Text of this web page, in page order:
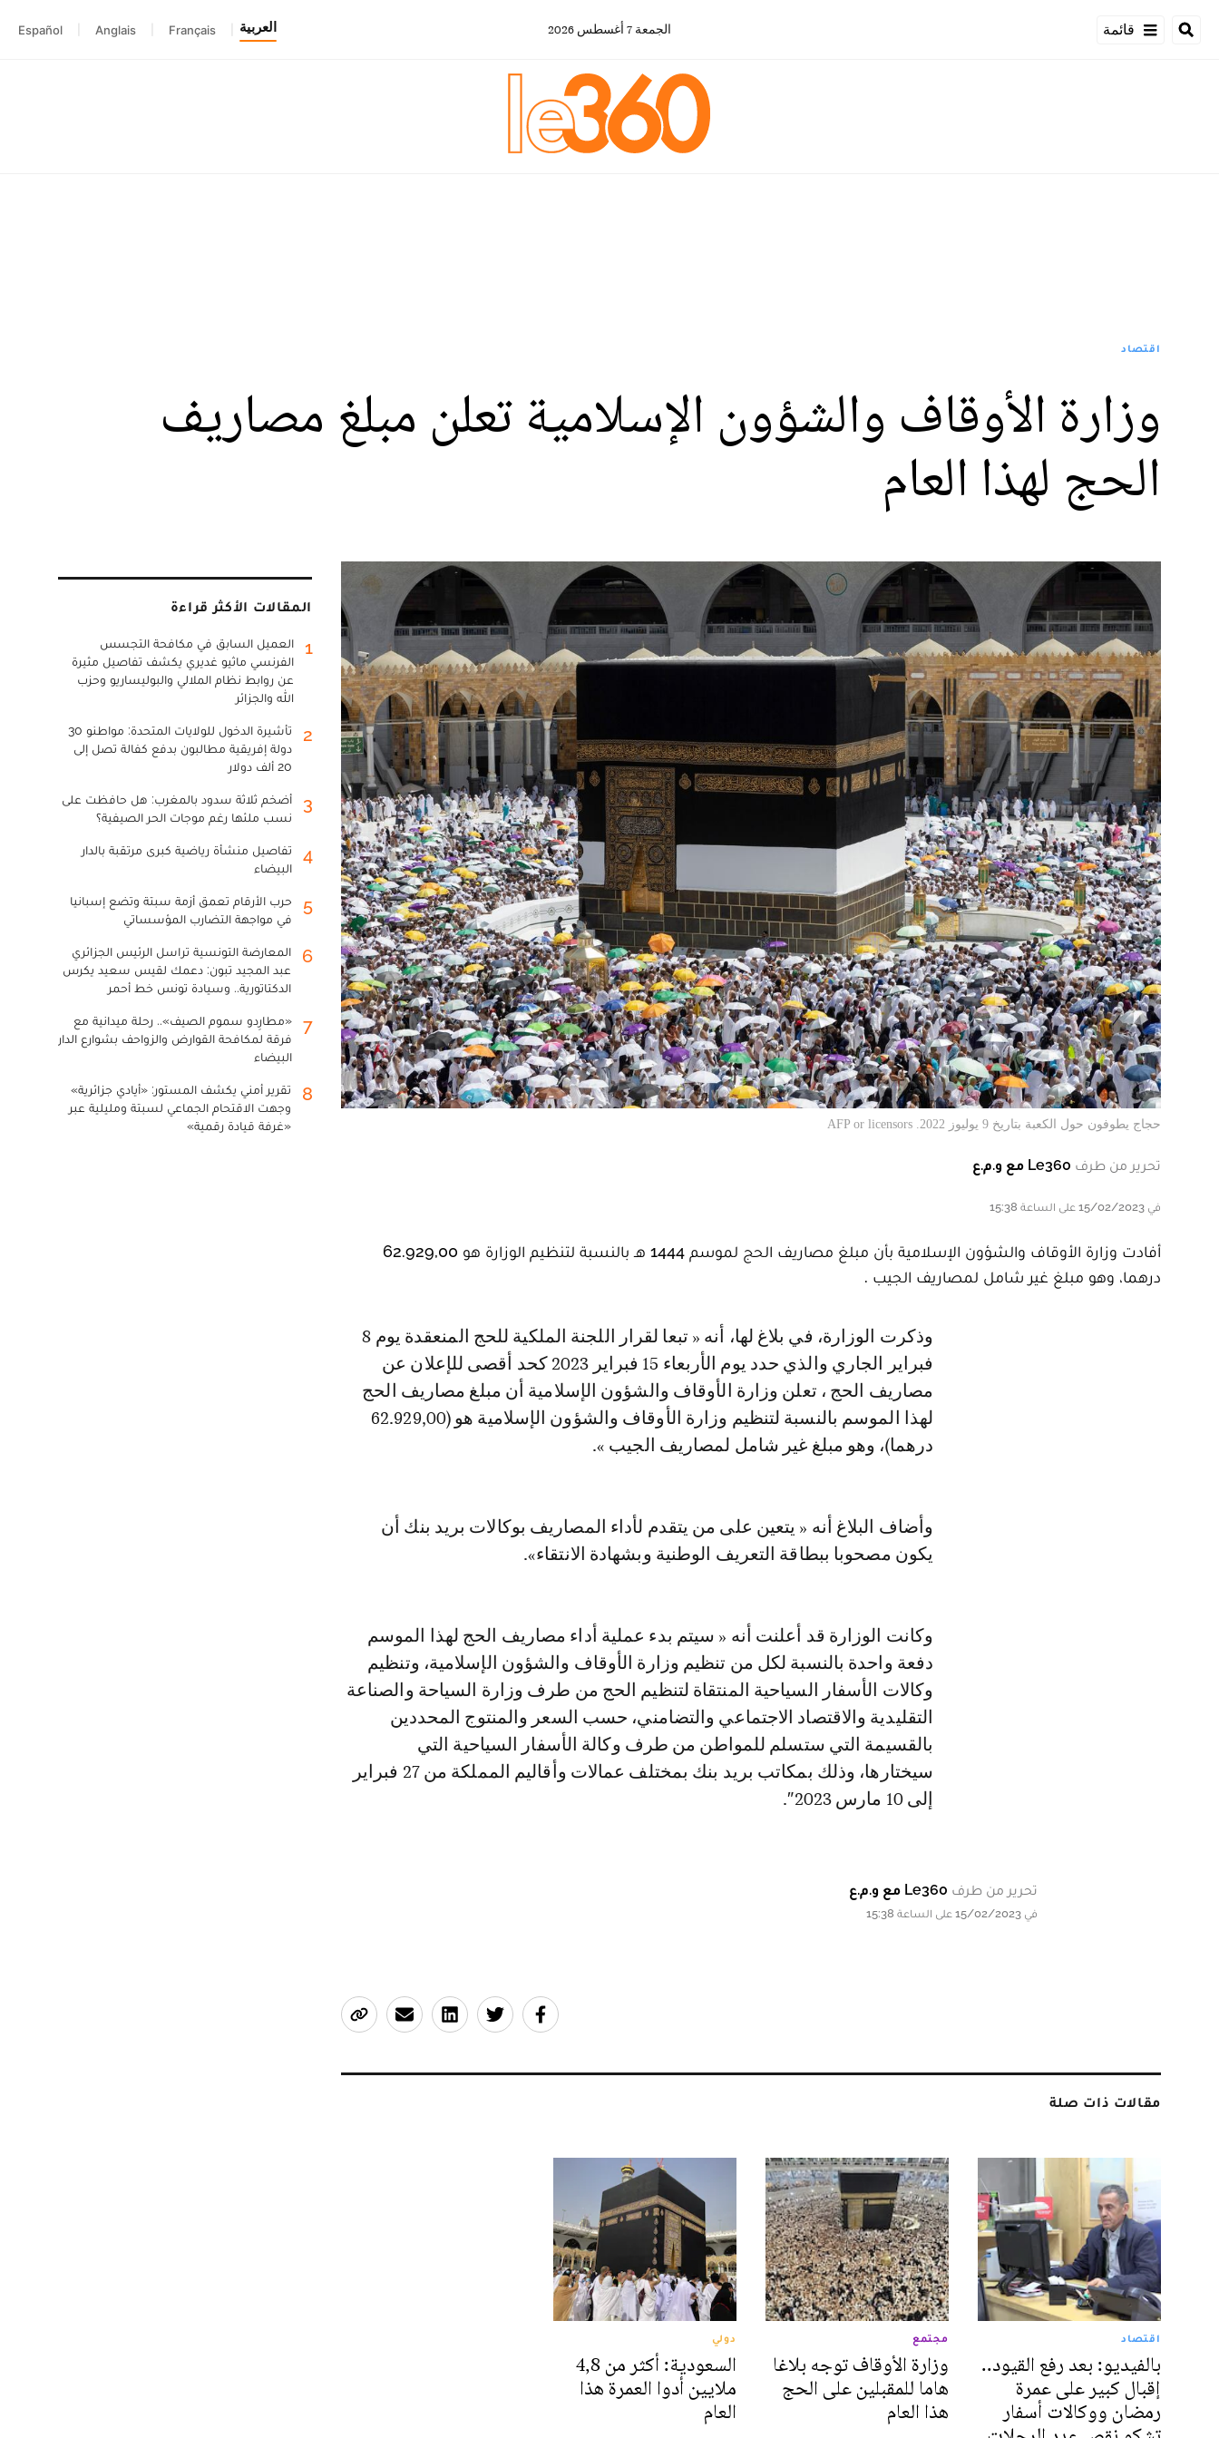
قائمة الجمعة 7 أغسطس 2026 العربية Français
Anglais
Español
اقتصاد
وزارة الأوقاف والشؤون الإسلامية تعلن مبلغ مصاريف
الحج لهذا العام
حجاج يطوفون حول الكعبة بتاريخ 9 يوليوز 2022. AFP or licensors
تحرير من طرف Le360 مع و.م.ع
في 15/02/2023 على الساعة 15:38
أفادت وزارة الأوقاف والشؤون الإسلامية بأن مبلغ مصاريف الحج لموسم 1444 هـ بالنسبة لتنظيم الوزارة هو 62.929,00
درهما، وهو مبلغ غير شامل لمصاريف الجيب .
وذكرت الوزارة، في بلاغ لها، أنه « تبعا لقرار اللجنة الملكية للحج المنعقدة يوم 8
فبراير الجاري والذي حدد يوم الأربعاء 15 فبراير 2023 كحد أقصى للإعلان عن
مصاريف الحج ، تعلن وزارة الأوقاف والشؤون الإسلامية أن مبلغ مصاريف الحج
لهذا الموسم بالنسبة لتنظيم وزارة الأوقاف والشؤون الإسلامية هو (62.929,00
درهما)، وهو مبلغ غير شامل لمصاريف الجيب ».
وأضاف البلاغ أنه « يتعين على من يتقدم لأداء المصاريف بوكالات بريد بنك أن
يكون مصحوبا ببطاقة التعريف الوطنية وبشهادة الانتقاء».
وكانت الوزارة قد أعلنت أنه « سيتم بدء عملية أداء مصاريف الحج لهذا الموسم
دفعة واحدة بالنسبة لكل من تنظيم وزارة الأوقاف والشؤون الإسلامية، وتنظيم
وكالات الأسفار السياحية المنتقاة لتنظيم الحج من طرف وزارة السياحة والصناعة
التقليدية والاقتصاد الاجتماعي والتضامني، حسب السعر والمنتوج المحددين
بالقسيمة التي ستسلم للمواطن من طرف وكالة الأسفار السياحية التي
سيختارها، وذلك بمكاتب بريد بنك بمختلف عمالات وأقاليم المملكة من 27 فبراير
إلى 10 مارس 2023″.
تحرير من طرف Le360 مع و.م.ع
في 15/02/2023 على الساعة 15:38
مقالات ذات صلة
اقتصاد
بالفيديو: بعد رفع القيود..
إقبال كبير على عمرة
رمضان ووكالات أسفار
مجتمع
وزارة الأوقاف توجه بلاغا
هاما للمقبلين على الحج
هذا العام
دولي
السعودية: أكثر من 4,8
ملايين أدوا العمرة هذا
العام
المقالات الأكثر قراءة
1
العميل السابق في مكافحة التجسس
الفرنسي ماثيو غديري يكشف تفاصيل مثيرة
عن روابط نظام الملالي والبوليساريو وحزب
الله والجزائر
2
تأشيرة الدخول للولايات المتحدة: مواطنو 30
دولة إفريقية مطالبون بدفع كفالة تصل إلى
20 ألف دولار
3
أضخم ثلاثة سدود بالمغرب: هل حافظت على
نسب ملئها رغم موجات الحر الصيفية؟
4
تفاصيل منشأة رياضية كبرى مرتقبة بالدار
البيضاء
5
حرب الأرقام تعمق أزمة سبتة وتضع إسبانيا
في مواجهة التضارب المؤسساتي
6
المعارضة التونسية تراسل الرئيس الجزائري
عبد المجيد تبون: دعمك لقيس سعيد يكرس
الدكتاتورية.. وسيادة تونس خط أحمر
7
«مطارِدو سموم الصيف».. رحلة ميدانية مع
فرقة لمكافحة القوارض والزواحف بشوارع الدار
البيضاء
8
تقرير أمني يكشف المستور: «أيادي جزائرية»
وجهت الاقتحام الجماعي لسبتة ومليلية عبر
«غرفة قيادة رقمية»